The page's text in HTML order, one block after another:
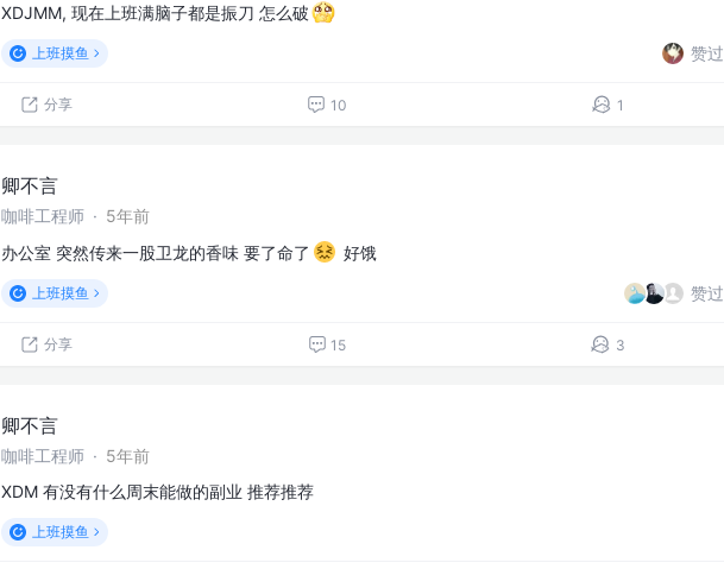
XDJMM, 现在上班满脑子都是振刀 怎么破
上班摸鱼 赞过
分享 10 1
卿不言
咖啡工程师 · 5年前
办公室 突然传来一股卫龙的香味 要了命了
好饿
上班摸鱼 赞过
分享 15 3
卿不言
咖啡工程师 · 5年前
XDM 有没有什么周末能做的副业 推荐推荐
上班摸鱼